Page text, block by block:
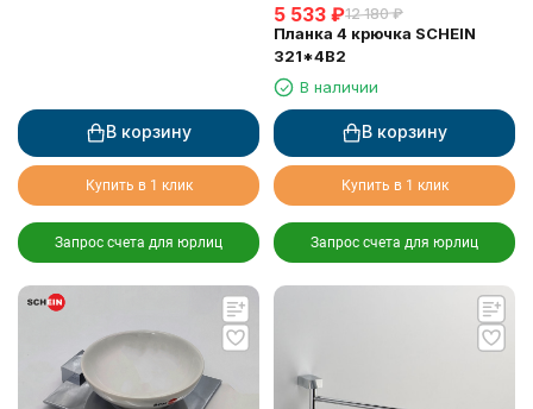
В корзину
Купить в 1 клик
Запрос счета для юрлиц
5 533 ₽12 180 ₽
Планка 4 крючка SCHEIN
321*4B2
В наличии
В корзину
Купить в 1 клик
Запрос счета для юрлиц